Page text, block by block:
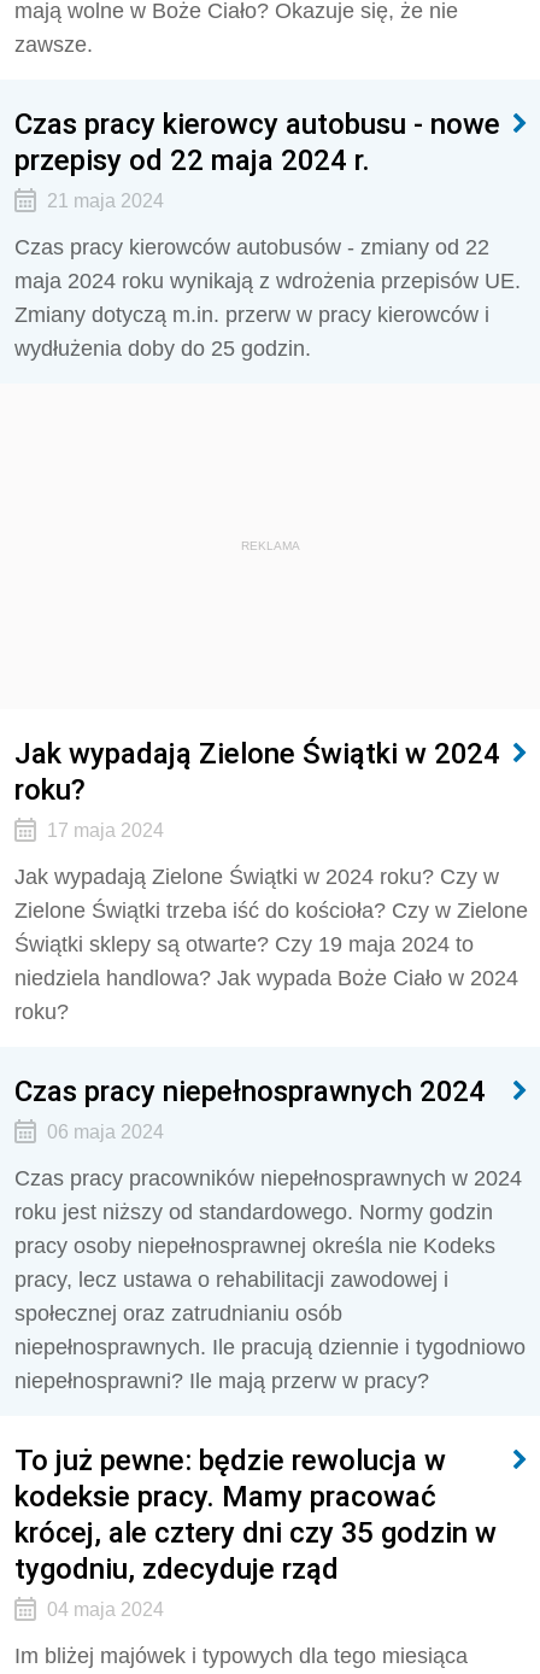
mają wolne w Boże Ciało? Okazuje się, że nie
zawsze.
Czas pracy kierowcy autobusu - nowe
przepisy od 22 maja 2024 r.
21 maja 2024
Czas pracy kierowców autobusów - zmiany od 22
maja 2024 roku wynikają z wdrożenia przepisów UE.
Zmiany dotyczą m.in. przerw w pracy kierowców i
wydłużenia doby do 25 godzin.
REKLAMA
Jak wypadają Zielone Świątki w 2024
roku?
17 maja 2024
Jak wypadają Zielone Świątki w 2024 roku? Czy w
Zielone Świątki trzeba iść do kościoła? Czy w Zielone
Świątki sklepy są otwarte? Czy 19 maja 2024 to
niedziela handlowa? Jak wypada Boże Ciało w 2024
roku?
Czas pracy niepełnosprawnych 2024
06 maja 2024
Czas pracy pracowników niepełnosprawnych w 2024
roku jest niższy od standardowego. Normy godzin
pracy osoby niepełnosprawnej określa nie Kodeks
pracy, lecz ustawa o rehabilitacji zawodowej i
społecznej oraz zatrudnianiu osób
niepełnosprawnych. Ile pracują dziennie i tygodniowo
niepełnosprawni? Ile mają przerw w pracy?
To już pewne: będzie rewolucja w
kodeksie pracy. Mamy pracować
krócej, ale cztery dni czy 35 godzin w
tygodniu, zdecyduje rząd
04 maja 2024
Im bliżej majówek i typowych dla tego miesiąca